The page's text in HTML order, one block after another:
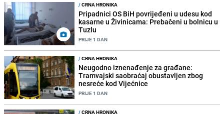
/CRNA HRONIKA
Pripadnici OS BiH povrijeđeni u udesu kod
kasarne u Živinicama: Prebačeni u bolnicu u
Tuzlu
PRIJE 1 DAN
/CRNA HRONIKA
Neugodno iznenađenje za građane:
Tramvajski saobraćaj obustavljen zbog
nesreće kod Vijećnice
PRIJE 1 DAN
/CRNA HRONIKA